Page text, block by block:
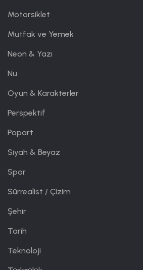
Motorsiklet
Mutfak ve Yemek
Neon & Yazı
Nu
Oyun & Karakterler
Perspektif
Popart
Siyah & Beyaz
Spor
Sürrealist / Çizim
Şehir
Tarih
Teknoloji